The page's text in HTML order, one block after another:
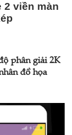
2 viền màn
phân giải 2K
đồ họa